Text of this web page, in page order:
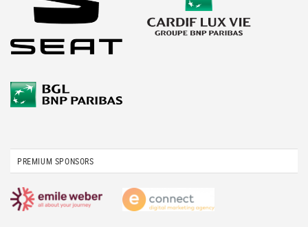
PREMIUM SPONSORS